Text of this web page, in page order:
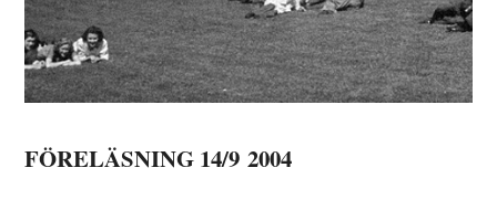
FÖRELÄSNING 14/9 2004